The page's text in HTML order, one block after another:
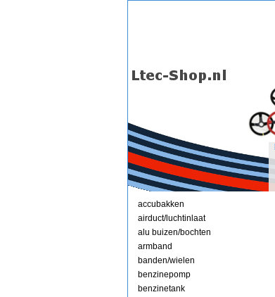
accubakken
airduct/luchtinlaat
alu buizen/bochten
armband
banden/wielen
benzinepomp
benzinetank